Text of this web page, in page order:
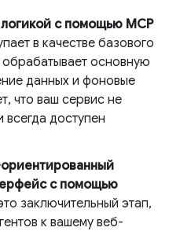
с помощью MCP
в качестве базового
основную
данных и фоновые
что ваш сервис не
всегда доступен
с помощью
заключительный этап,
к вашему веб-